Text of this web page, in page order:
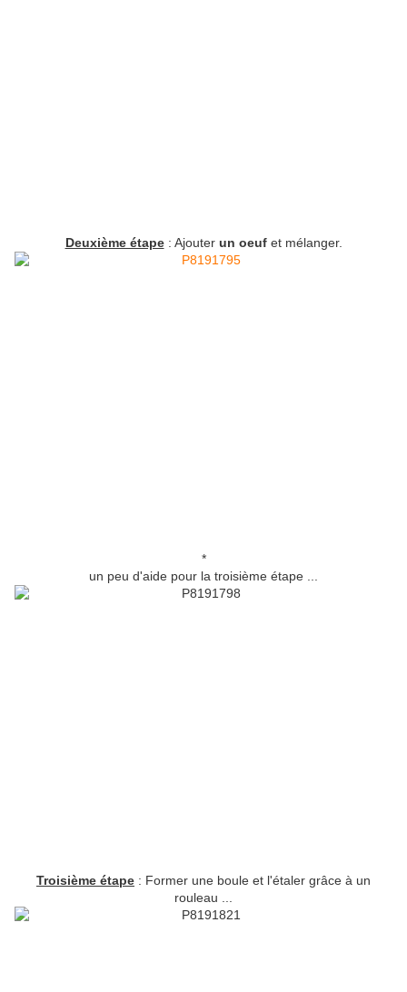
Deuxième étape: Ajouter un oeufet mélanger.
*
un peu d'aide pour la troisième étape ...
Troisième étape : Former une boule et l'étaler grâce à un
rouleau ...